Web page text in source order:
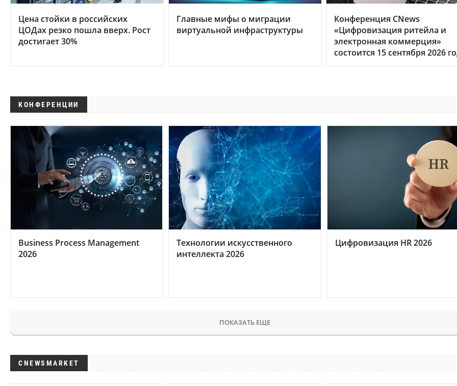
Цена стойки в российских
ЦОДах резко пошла вверх. Рост
достигает 30%
Главные мифы о миграции
виртуальной инфраструктуры
Конференция CNews
«Цифровизация ритейла и
электронная коммерция»
состоится 15 сентября 2026
КОНФЕРЕНЦИИ
Business Process Management
2026
Технологии искусственного
интеллекта 2026
Цифровизация HR 2026
ПОКАЗАТЬ ЕЩЕ
CNEWSMARKET